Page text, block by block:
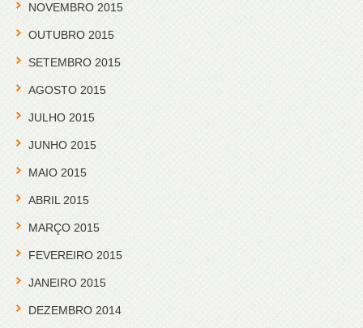
NOVEMBRO 2015
OUTUBRO 2015
SETEMBRO 2015
AGOSTO 2015
JULHO 2015
JUNHO 2015
MAIO 2015
ABRIL 2015
MARÇO 2015
FEVEREIRO 2015
JANEIRO 2015
DEZEMBRO 2014